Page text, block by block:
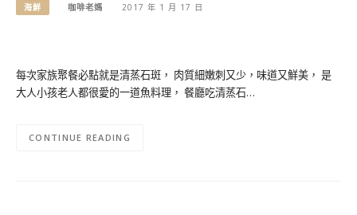
海鮮 咖啡老媽 2017 年 1 月 17 日
每次家族聚餐必點就是清蒸石斑， 肉質細嫩刺又少，味道又鮮美， 是
大人小孩老人都很愛的一道魚料理， 餐廳吃清蒸石…
CONTINUE READING